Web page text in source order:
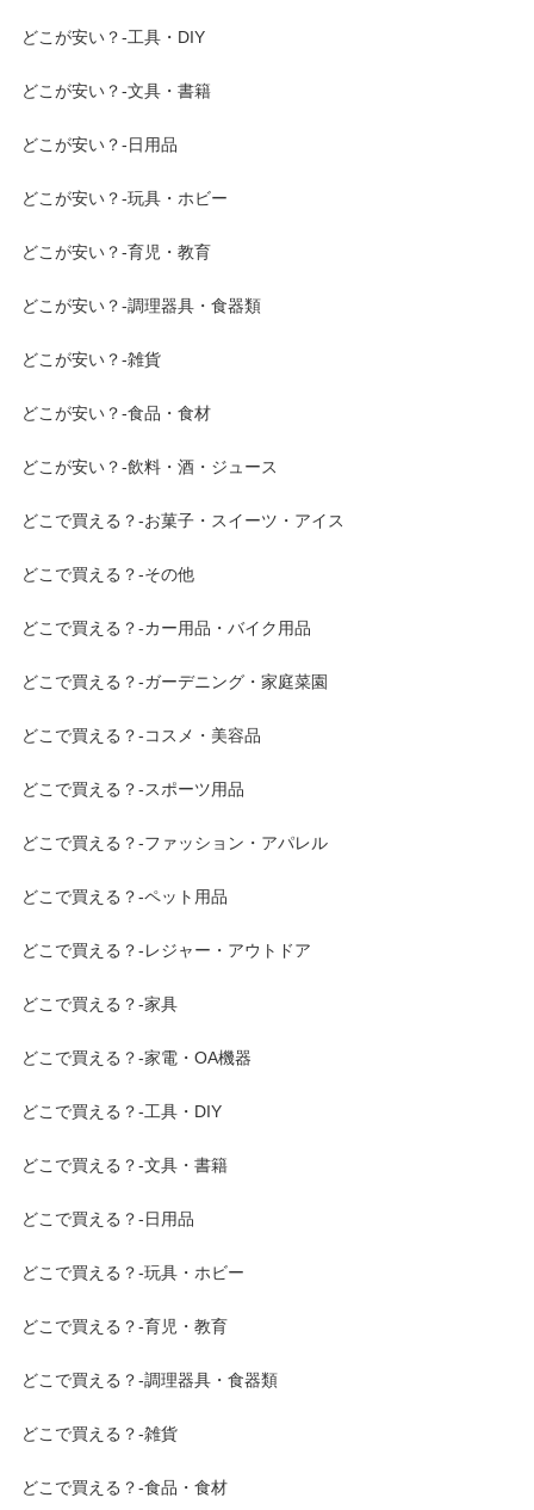
どこが安い？-工具・DIY
どこが安い？-文具・書籍
どこが安い？-日用品
どこが安い？-玩具・ホビー
どこが安い？-育児・教育
どこが安い？-調理器具・食器類
どこが安い？-雑貨
どこが安い？-食品・食材
どこが安い？-飲料・酒・ジュース
どこで買える？-お菓子・スイーツ・アイス
どこで買える？-その他
どこで買える？-カー用品・バイク用品
どこで買える？-ガーデニング・家庭菜園
どこで買える？-コスメ・美容品
どこで買える？-スポーツ用品
どこで買える？-ファッション・アパレル
どこで買える？-ペット用品
どこで買える？-レジャー・アウトドア
どこで買える？-家具
どこで買える？-家電・OA機器
どこで買える？-工具・DIY
どこで買える？-文具・書籍
どこで買える？-日用品
どこで買える？-玩具・ホビー
どこで買える？-育児・教育
どこで買える？-調理器具・食器類
どこで買える？-雑貨
どこで買える？-食品・食材